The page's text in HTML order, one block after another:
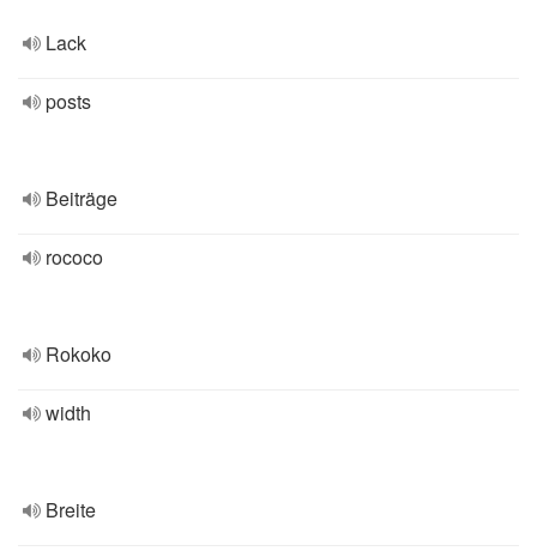
Lack
posts
Beiträge
rococo
Rokoko
width
Breite